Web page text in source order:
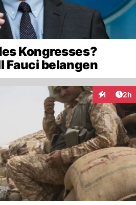
Kongresses?
Fauci belangen
1 2h